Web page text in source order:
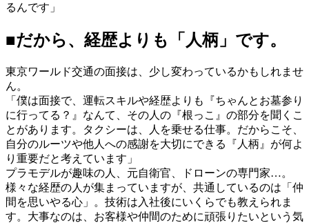
るんです」
■だから、経歴よりも「人柄」です。
東京ワールド交通の面接は、少し変わっているかもしれませ
ん。
「僕は面接で、運転スキルや経歴よりも『ちゃんとお墓参り
に行ってる？』なんて、その人の『根っこ』の部分を聞くこ
とがあります。タクシーは、人を乗せる仕事。だからこそ、
自分のルーツや他人への感謝を大切にできる『人柄』が何よ
り重要だと考えています」
プラモデルが趣味の人、元自衛官、ドローンの専門家…。
様々な経歴の人が集まっていますが、共通しているのは「仲
間を思いやる心」。技術は入社後にいくらでも教えられま
す。大事なのは、お客様や仲間のために頑張りたいという気